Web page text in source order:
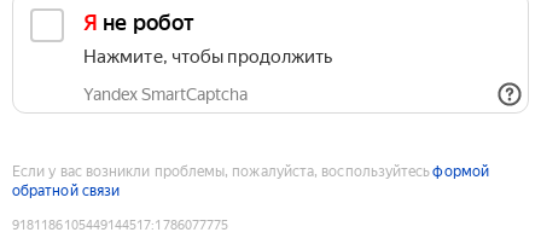
Я не робот
Нажмите, чтобы продолжить
Yandex SmartCaptcha
Если у вас возникли проблемы, пожалуйста, воспользуйтесьформой
обратной связи
9181186105449144517:1786077775